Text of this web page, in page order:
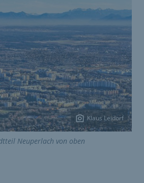
Klaus Leidorf
Neuperlach von oben